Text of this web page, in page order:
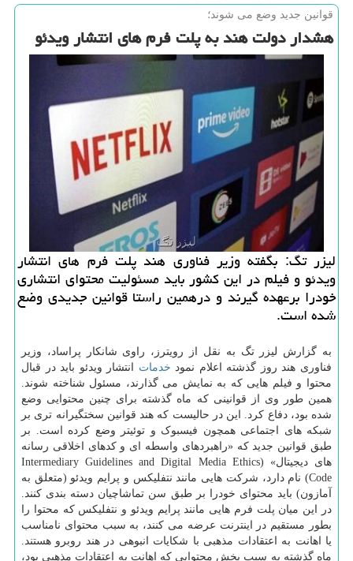
قوانین جدید وضع می شوند؛
هشدار دولت هند به پلت فرم های انتشار ویدئو
لیزر تگ: بگفته وزیر فناوری هند پلت فرم های انتشار
ویدئو و فیلم در این کشور باید مسئولیت محتوای انتشاری
خودرا برعهده گیرند و درهمین راستا قوانین جدیدی وضع
شده است.
به گزارش لیزر تگ به نقل از رویترز، راوی شانکار پراساد، وزیر
فناوری هند روز گذشته اعلام نمود خدمات انتشار ویدئو باید در قبال
محتوا و فیلم هایی که به نمایش می گذارند، مسئول شناخته شوند.
همین طور وی از قوانینی که ماه گذشته برای چنین محتوایی وضع
شده بود، دفاع کرد. این در حالیست که هند قوانین سختگیرانه تری بر
شبکه های اجتماعی همچون فیسبوک و توئیتر وضع کرده است. بر
طبق قوانین جدید که «راهبردهای واسطه ای و کدهای اخلاقی رسانه
های دیجیتال» (Intermediary Guidelines and Digital Media Ethics
Code) نام دارد، شرکت هایی مانند نتفلیکس و پرایم ویدئو (متعلق به
آمازون) باید محتوای خودرا بر طبق سن تماشاچیان دسته بندی کنند.
در این میان پلت فرم هایی مانند پرایم ویدئو و نتفلیکس که محتوا را
بطور مستقیم در اینترنت عرضه می کنند، به سبب محتوای نامناسب
یا اهانت به اعتقادات مذهبی با شکایات انبوهی در هند روبرو هستند.
ماه گذشته به سبب پخش محتوایی که اهانت به اعتقادات مذهبی بود،